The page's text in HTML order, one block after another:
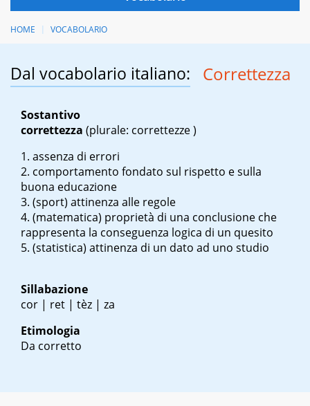
HOME VOCABOLARIO
Dal vocabolario italiano: Correttezza
Sostantivo
correttezza (plurale: correttezze )
assenza di errori
comportamento fondato sul rispetto e sulla
buona educazione
(sport) attinenza alle regole
(matematica) proprietà di una conclusione che
rappresenta la conseguenza logica di un quesito
(statistica) attinenza di un dato ad uno studio
Sillabazione
cor | ret | tèz | za
Etimologia
Da corretto